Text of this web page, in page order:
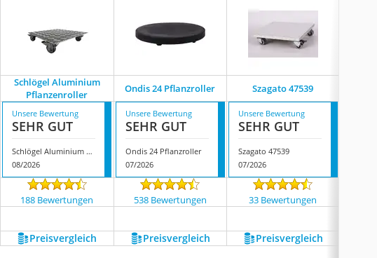
Schlögel Aluminium
Pflanzenroller
Ondis 24 Pflanzroller Szagato 47539
Unsere Bewertung
SEHR GUT
Schlögel Aluminium Pflanzenroller
08/2026
Unsere Bewertung
SEHR GUT
Ondis 24 Pflanzroller
07/2026
Unsere Bewertung
SEHR GUT
Szagato 47539
07/2026
188 Bewertungen 538 Bewertungen 33 Bewertungen
Preis­vergleich Preis­vergleich Preis­vergleich